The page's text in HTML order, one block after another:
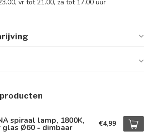
vr tot 21.00, za tot 17.00 uur
spiraal lamp, 1800K,
glas Ø60 - dimbaar €4,99